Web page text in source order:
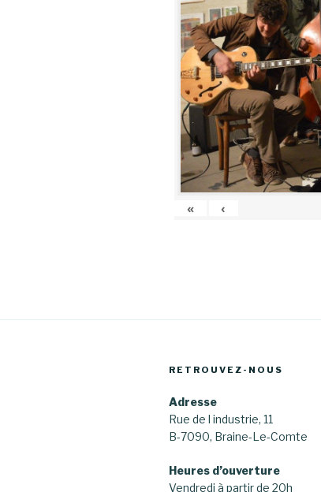
« ‹
RETROUVEZ-NOUS
Adresse
Rue de l industrie, 11
B-7090, Braine-Le-Comte
Heures d’ouverture
Vendredi à partir de 20h